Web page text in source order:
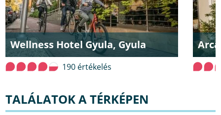
Wellness Hotel Gyula, Gyula
190 értékelés
TALÁLATOK A TÉRKÉPEN